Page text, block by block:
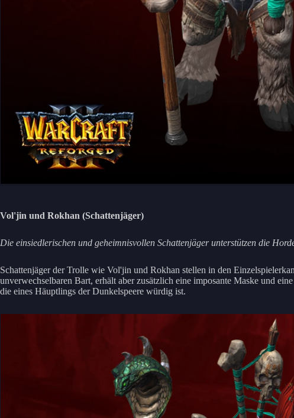
Vol'jin und Rokhan (Schattenjäger)
Die einsiedlerischen und geheimnisvollen Schattenjäger unterstützen die
Schattenjäger der Trolle wie Vol'jin und Rokhan stellen in den
unverwechselbaren Bart, erhält aber zusätzlich eine imposante Maske und
die eines Häuptlings der Dunkelspeere würdig ist.